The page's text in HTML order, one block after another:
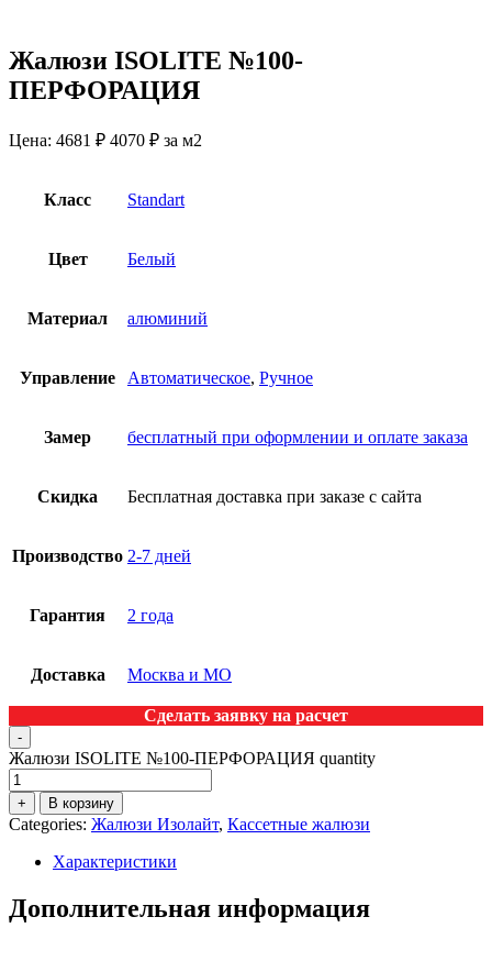
Жалюзи ISOLITE №100-
ПЕРФОРАЦИЯ
Цена: 4681 ₽ 4070 ₽ за м2
Класс Standart
Цвет Белый
Материал алюминий
Управление Автоматическое, Ручное
Замер бесплатный при оформлении и оплате заказа
Скидка Бесплатная доставка при заказе с сайта
Производство 2-7 дней
Гарантия 2 года
Доставка Москва и МО
Сделать заявку на расчет
-
Жалюзи ISOLITE №100-ПЕРФОРАЦИЯ quantity
+ В корзину
Categories: Жалюзи Изолайт, Кассетные жалюзи
Характеристики
Дополнительная информация